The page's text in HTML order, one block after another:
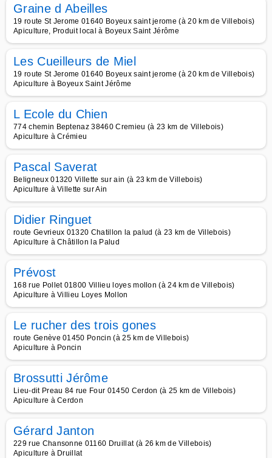
Graine d Abeilles
19 route St Jerome 01640 Boyeux saint jerome (à 20 km de Villebois)
Apiculture, Produit local à Boyeux Saint Jérôme
Les Cueilleurs de Miel
19 route St Jerome 01640 Boyeux saint jerome (à 20 km de Villebois)
Apiculture à Boyeux Saint Jérôme
L Ecole du Chien
774 chemin Beptenaz 38460 Cremieu (à 23 km de Villebois)
Apiculture à Crémieu
Pascal Saverat
Beligneux 01320 Villette sur ain (à 23 km de Villebois)
Apiculture à Villette sur Ain
Didier Ringuet
route Gevrieux 01320 Chatillon la palud (à 23 km de Villebois)
Apiculture à Châtillon la Palud
Prévost
168 rue Pollet 01800 Villieu loyes mollon (à 24 km de Villebois)
Apiculture à Villieu Loyes Mollon
Le rucher des trois gones
route Genève 01450 Poncin (à 25 km de Villebois)
Apiculture à Poncin
Brossutti Jérôme
Lieu-dit Preau 84 rue Four 01450 Cerdon (à 25 km de Villebois)
Apiculture à Cerdon
Gérard Janton
229 rue Chansonne 01160 Druillat (à 26 km de Villebois)
Apiculture à Druillat